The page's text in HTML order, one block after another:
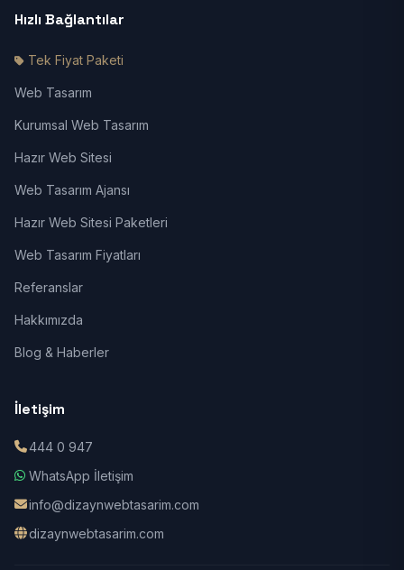
Hızlı Bağlantılar
Tek Fiyat Paketi
Web Tasarım
Kurumsal Web Tasarım
Hazır Web Sitesi
Web Tasarım Ajansı
Hazır Web Sitesi Paketleri
Web Tasarım Fiyatları
Referanslar
Hakkımızda
Blog & Haberler
İletişim
444 0 947
WhatsApp İletişim
info@dizaynwebtasarim.com
dizaynwebtasarim.com